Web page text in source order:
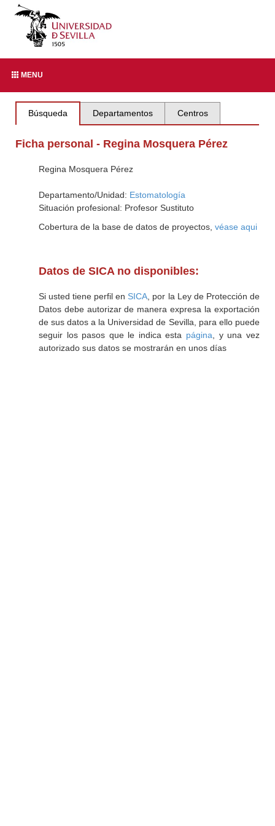
MENU
Búsqueda Departamentos Centros
Ficha personal - Regina Mosquera Pérez
Regina Mosquera Pérez
Departamento/Unidad: Estomatología
Situación profesional: Profesor Sustituto
Cobertura de la base de datos de proyectos, véase aqui
Datos de SICA no disponibles:
Si usted tiene perfil en SICA , por la Ley de Protección de
Datos debe autorizar de manera expresa la exportación
de sus datos a la Universidad de Sevilla, para ello puede
seguir los pasos que le indica esta página , y una vez
autorizado sus datos se mostrarán en unos días